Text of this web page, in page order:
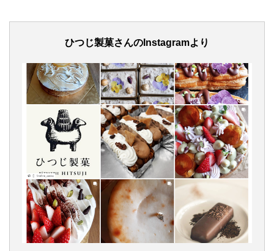
ひつじ製菓さんのInstagramより